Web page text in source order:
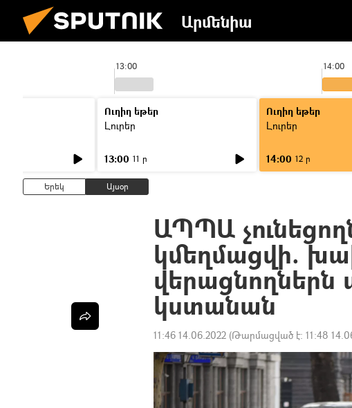
Արմենիա
13:00 14:00
Ուղիղ եթեր
Լուրեր
13:00 11 ր
Ուղիղ եթեր
Լուրեր
14:00 12 ր
Երեկ Այսօր
ԱՊՊԱ
կմեղմացվի.
վերացնողներն
կստանան
11:46 14.06.2022 (Թարմացված է: 11:48